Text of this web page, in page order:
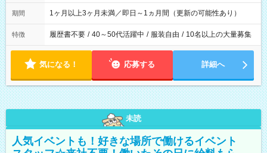
期間 1ヶ月以上3ヶ月未満／即日～1ヵ月間（更新の可能性あり）
特徴 履歴書不要 / 40～50代活躍中 / 服装自由 / 10名以上の大量募集
気になる！ 応募する 詳細へ
未読
人気イベントも！好きな場所で働けるイベント